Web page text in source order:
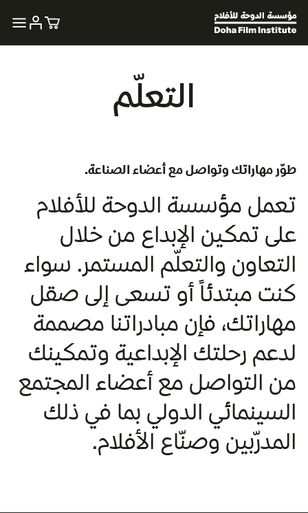
التعلّم
طوّر مهاراتك وتواصل مع أعضاء الصناعة.
تعمل مؤسسة الدوحة للأفلام
على تمكين الإبداع من خلال
التعاون والتعلّم المستمر. سواء
كنت مبتدئاً أو تسعى إلى صقل
مهاراتك، فإن مبادراتنا مصممة
لدعم رحلتك الإبداعية وتمكينك
من التواصل مع أعضاء المجتمع
السينمائي الدولي بما في ذلك
المدرّبين وصنّاع الأفلام.